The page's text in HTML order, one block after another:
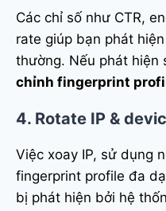
Các chỉ số như CTR,
rate giúp bạn phát
thường. Nếu phát hiện
chỉnh fingerprint
4. Rotate IP &
Việc xoay IP, sử dụng
fingerprint profile đa
bị phát hiện bởi hệ